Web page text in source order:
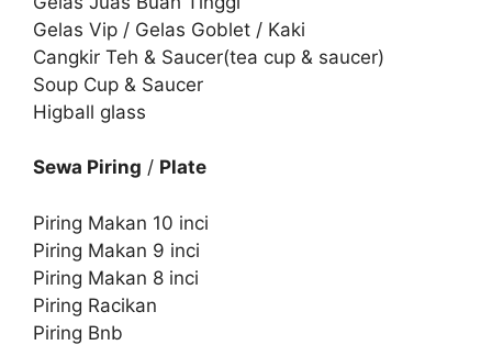
Gelas Vip / Gelas Goblet / Kaki
Cangkir Teh & Saucer(tea cup & saucer)
Soup Cup & Saucer
Higball glass
Sewa Piring / Plate
Piring Makan 10 inci
Piring Makan 9 inci
Piring Makan 8 inci
Piring Racikan
Piring Bnb